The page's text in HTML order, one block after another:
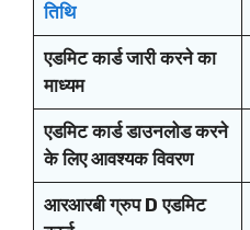
तिथि
एडमिट कार्ड जारी करने का
माध्यम
एडमिट कार्ड डाउनलोड करने
के लिए आवश्यक विवरण
आरआरबी ग्रुप D एडमिट